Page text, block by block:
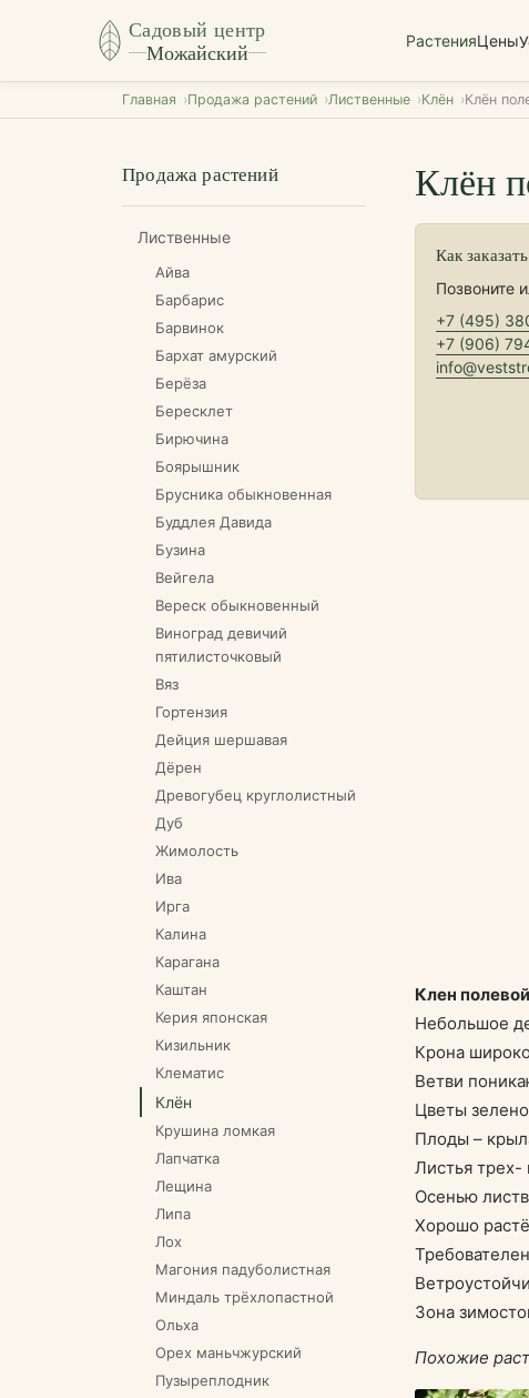
Садовый центр
Можайский
РастенияЦены
Главная Продажа растений Лиственные Клён Клён
Продажа растений
Лиственные
Айва
Барбарис
Барвинок
Бархат амурский
Берёза
Бересклет
Бирючина
Боярышник
Брусника обыкновенная
Буддлея Давида
Бузина
Вейгела
Вереск обыкновенный
Виноград девичий
пятилисточковый
Вяз
Гортензия
Дейция шершавая
Дёрен
Древогубец круглолистный
Дуб
Жимолость
Ива
Ирга
Калина
Карагана
Каштан
Керия японская
Кизильник
Клематис
Клён
Крушина ломкая
Лапчатка
Лещина
Липа
Лох
Магония падуболистная
Миндаль трёхлопастной
Ольха
Орех маньчжурский
Пузыреплодник
Клён
Как заказать
Позвоните
+7 (495)
+7 (906)
Клен
Небольшое
Крона
Ветви
Цветы
Плоды –
Листья трех-
Осенью
Хорошо
Зона
Похожие